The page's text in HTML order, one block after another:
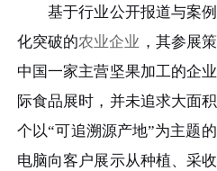
基于行业公开报道与案例
化突破的农业企业 ，其参展
中国一家主营坚果加工的企
际食品展时，并未追求大面
个以“可追溯源产地”为主题
电脑向客户展示从种植、采